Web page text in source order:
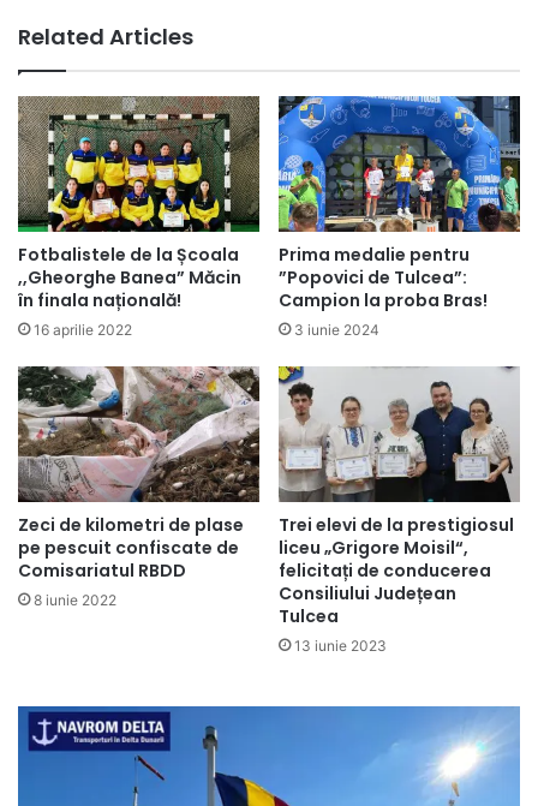
Related Articles
Fotbalistele de la Școala
,,Gheorghe Banea” Măcin
în finala națională!
16 aprilie 2022
Prima medalie pentru
”Popovici de Tulcea”:
Campion la proba Bras!
3 iunie 2024
Zeci de kilometri de plase
pe pescuit confiscate de
Comisariatul RBDD
8 iunie 2022
Trei elevi de la prestigiosul
liceu „Grigore Moisil“,
felicitați de conducerea
Consiliului Județean
Tulcea
13 iunie 2023